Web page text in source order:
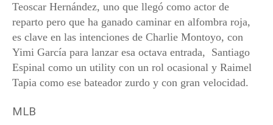
Teoscar Hernández, uno que llegó como actor de
reparto pero que ha ganado caminar en alfombra roja,
es clave en las intenciones de Charlie Montoyo, con
Yimi García para lanzar esa octava entrada, Santiago
Espinal como un utility con un rol ocasional y Raimel
Tapia como ese bateador zurdo y con gran velocidad.
MLB